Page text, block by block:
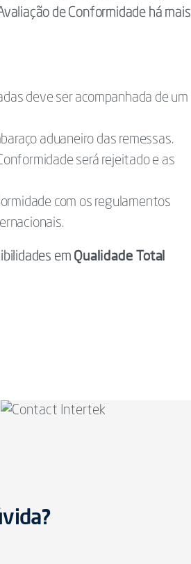
de Conformidade há mais
deve ser acompanhada de um
aduaneiro das remessas.
será rejeitado e as
com os regulamentos
em Qualidade Total